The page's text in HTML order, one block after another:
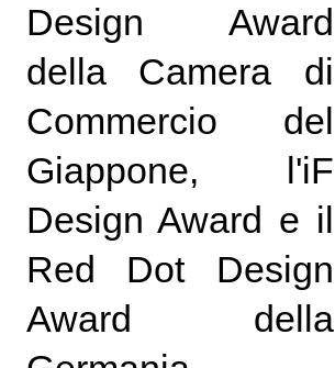
Design Award
della Camera di
Commercio del
Giappone, l'iF
Design Award e il
Red Dot Design
Award della